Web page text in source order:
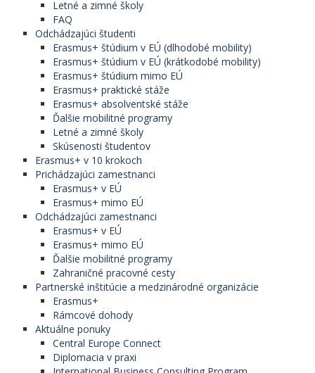
Letné a zimné školy
FAQ
Odchádzajúci študenti
Erasmus+ štúdium v EÚ (dlhodobé mobility)
Erasmus+ štúdium v EÚ (krátkodobé mobility)
Erasmus+ štúdium mimo EÚ
Erasmus+ praktické stáže
Erasmus+ absolventské stáže
Ďalšie mobilitné programy
Letné a zimné školy
Skúsenosti študentov
Erasmus+ v 10 krokoch
Prichádzajúci zamestnanci
Erasmus+ v EÚ
Erasmus+ mimo EÚ
Odchádzajúci zamestnanci
Erasmus+ v EÚ
Erasmus+ mimo EÚ
Ďalšie mobilitné programy
Zahraničné pracovné cesty
Partnerské inštitúcie a medzinárodné organizácie
Erasmus+
Rámcové dohody
Aktuálne ponuky
Central Europe Connect
Diplomacia v praxi